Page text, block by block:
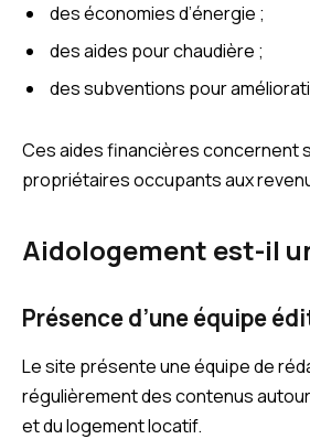
des économies d’énergie ;
des aides pour chaudière ;
des subventions pour
Ces aides financières concernent
propriétaires occupants aux
Aidologement est-il
Présence d’une équipe
Le site présente une équipe de
régulièrement des contenus
et du logement locatif.